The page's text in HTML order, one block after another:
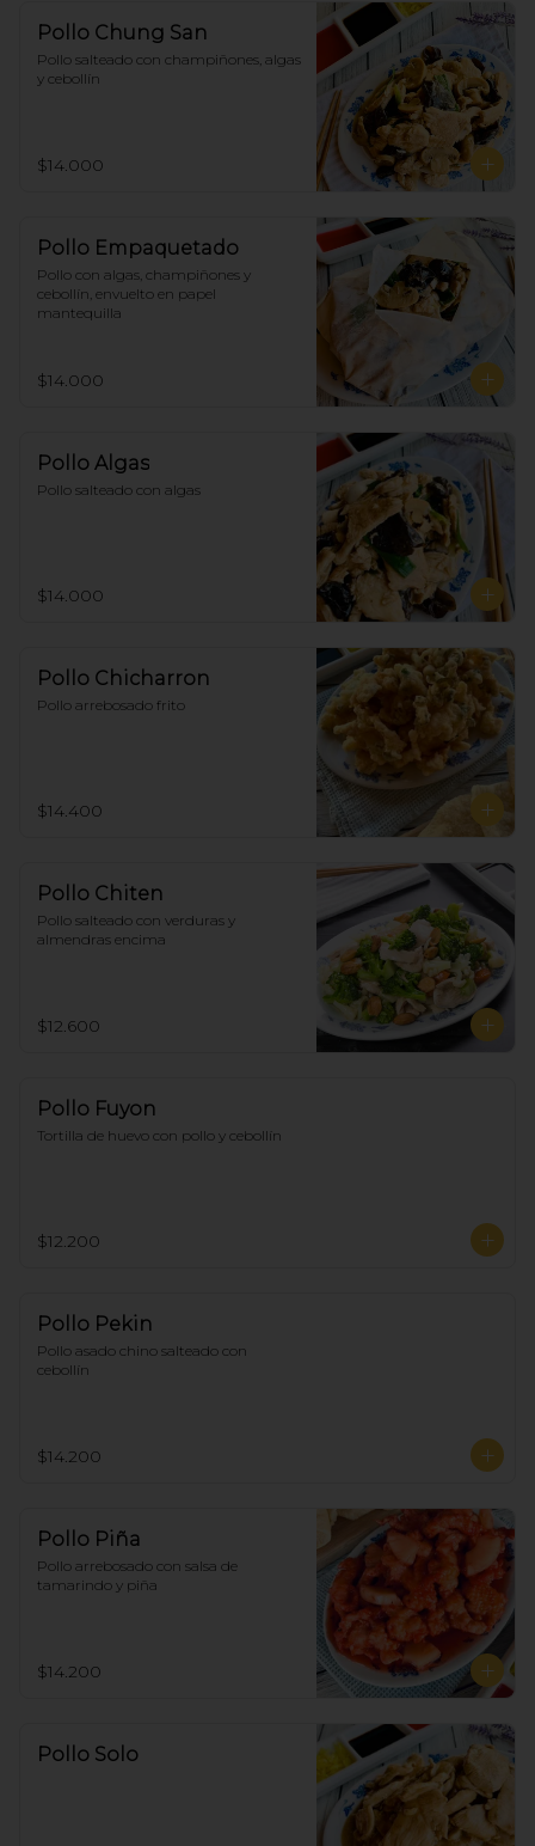
Pollo Chung San
Pollo salteado con champiñones, algas
y cebollín
$14.000
Pollo Empaquetado
Pollo con algas, champiñones y
cebollín, envuelto en papel
mantequilla
$14.000
Pollo Algas
Pollo salteado con algas
$14.000
Pollo Chicharron
Pollo arrebosado frito
$14.400
Pollo Chiten
Pollo salteado con verduras y
almendras encima
$12.600
Pollo Fuyon
Tortilla de huevo con pollo y cebollín
$12.200
Pollo Pekin
Pollo asado chino salteado con
cebollín
$14.200
Pollo Piña
Pollo arrebosado con salsa de
tamarindo y piña
$14.200
Pollo Solo